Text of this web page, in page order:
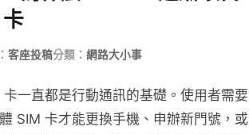
客座投稿分類： 網路大小事
一直都是行動通訊的基礎。使用者需要
SIM 卡才能更換手機、申辦新門號，或